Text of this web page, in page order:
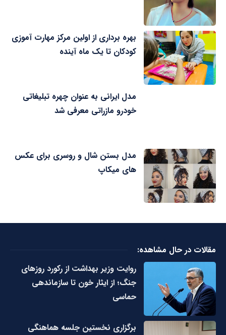
بهره برداری از اولین مرکز مهارت آموزی
کودکان تا یک ماه آینده
مدل ایرانی به عنوان چهره تبلیغاتی
خودرو مازراتی معرفی شد
مدل بستن شال و روسری برای عکس
های میکاپ
مقالات در حال مشاهده:
روایت وزیر بهداشت از رکورد روزهای
جنگ؛ از ایثار خون تا سازماندهی
حماسی
برگزاری نخستین جلسه هماهنگی